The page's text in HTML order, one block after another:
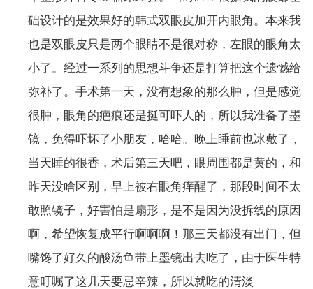
础设计的是效果好的韩式双眼皮加开内眼角。本来我
也是双眼皮只是两个眼睛不是很对称，左眼的眼角太
小了。经过一系列的思想斗争还是打算把这个遗憾给
弥补了。手术第一天，没有想象的那么肿，但是感觉
很肿，眼角的疤痕还是挺可吓人的，所以我准备了墨
镜，免得吓坏了小朋友，哈哈。晚上睡前也冰敷了，
当天睡的很香，术后第三天吧，眼周围都是黄的，和
昨天没啥区别，早上被右眼角痒醒了，那段时间不太
敢照镜子，好害怕是扇形，是不是因为没拆线的原因
啊，希望恢复成平行啊啊啊！那三天都没有出门，但
嘴馋了好久的酸汤鱼带上墨镜出去吃了，由于医生特
意叮嘱了这几天要忌辛辣，所以就吃的清淡